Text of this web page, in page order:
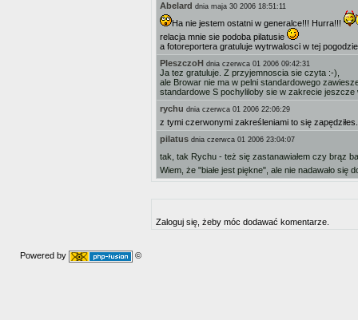
Abelard dnia maja 30 2006 18:51:11
Ha nie jestem ostatni w generalce!!! Hurra!!!
relacja mnie sie podoba pilatusie
a fotoreportera gratuluje wytrwalosci w tej
PIeszczoH dnia czerwca 01 2006 09:42:31
Ja tez gratuluje. Z przyjemnoscia sie czyta :-),
ale Browar nie ma w pelni standardowego
standardowe S pochyliloby sie w zakrecie jeszcze
rychu dnia czerwca 01 2006 22:06:29
z tymi czerwonymi zakreśleniami to się
pilatus dnia czerwca 01 2006 23:04:07
tak, tak Rychu - też się zastanawiałem czy brąz
Wiem, że "białe jest piękne", ale nie nadawało się
Zaloguj się, żeby móc dodawać komentarze.
Powered by ©